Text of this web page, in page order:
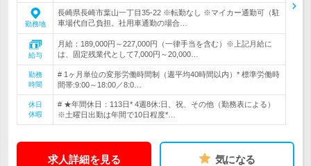
勤務地
長崎県長崎市葉山一丁目35-22 ※転勤なし ※マイカー通勤可（駐
車場代自己負担。社用車通勤の場合…
給与
月給：189,000円～227,000円（一律手当を含む）※上記月給に
は、固定残業代として7,000円～20,000…
勤務
時間
# 1ヶ月単位の変形労働時間制（週平均40時間以内）* 標準労働時
間帯:9:00～18:00／8:0…
休日
休暇
# ★年間休日：113日* 4週8休:日、祝、その他（勤務表による）
※土曜日出勤は年間で10日程度*…
求人詳細を見る 気になる